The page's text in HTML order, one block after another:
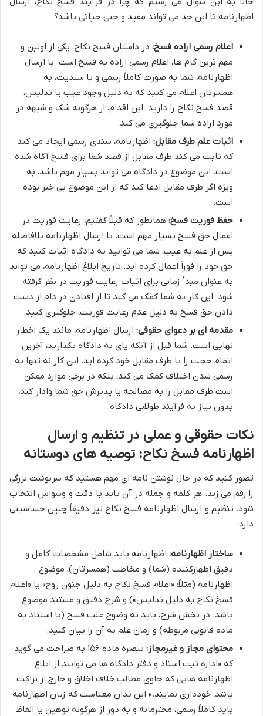
اظهارنامه تا این حد می تواند مفید و حتی حیاتی باشد؟
اعلام رسمی اراده فسخ: در داستان فسخ نکاح، یکی از اولین و
مهم ترین گام ها، اعلام رسمی اراده به فسخ است. با ارسال
اظهارنامه، شما به صورت کاملاً رسمی و با سندیت، به
همسرتان اعلام می کنید که به دلیل وجود عیب یا تدلیس،
قصد فسخ نکاح را دارید. این اقدام، از هرگونه شک و شبهه در
مورد اراده شما جلوگیری می کند.
اثبات علم طرف مقابل: اظهارنامه، سندی رسمی ایجاد می کند
که ثابت می کند طرف مقابل از قصد شما برای فسخ آگاه شده
است. این موضوع در دادگاه می تواند بسیار مهم باشد، به
ویژه اگر طرف مقابل ادعا کند که از این موضوع بی خبر بوده
است.
حفظ فوریت فسخ: همانطور که قبلاً گفتیم، رعایت فوریت در
اعمال حق فسخ بسیار مهم است. با ارسال اظهارنامه بلافاصله
پس از علم به عیب، شما می توانید به دادگاه اثبات کنید که
حق خود را فوراً اعمال کرده اید. تاریخ ابلاغ اظهارنامه، می تواند
به عنوان مبدأ زمانی برای اثبات رعایت فوریت در نظر گرفته
شود. این کار به شما کمک می کند تا از افتادن در دام از دست
دادن حق فسخ به دلیل عدم رعایت فوریت، جلوگیری کنید.
مقدمه ای بر دعوای حقوقی: ارسال اظهارنامه، مانند یک اخطار
نهایی است. شما قبل از آنکه پای به دادگاه بگذارید، آخرین
اتمام حجت را با طرف مقابل خود کرده اید. این کار نه تنها به
رسمی شدن اختلاف کمک می کند، بلکه در برخی موارد ممکن
است طرف مقابل را به مصالحه یا پذیرش حق شما وادار کند،
بدون نیاز به فرآیند طولانی دادگاه.
نکات حقوقی و عملی در تنظیم و ارسال
اظهارنامه فسخ نکاح: توصیه های دوستانه
تصور کنید که در حال نوشتن نامه ای مهم هستید که سرنوشت بزرگی
را رقم می زند. هر کلمه و جمله در آن باید با دقت و وسواس انتخاب
شود. تنظیم و ارسال اظهارنامه فسخ نکاح نیز دقیقاً چنین حساسیتی
دارد:
ساختار اظهارنامه: اظهارنامه باید شامل مشخصات کامل و
دقیق اظهارکننده (شما) و مخاطب (همسرتان)، موضوع
اظهارنامه (مثلاً: «اعلام فسخ نکاح به دلیل جنون زوج» یا «اعلام
فسخ نکاح به دلیل تدلیس») و شرح دقیق و مستند موضوع
باشد. در بخش شرح، باید به وضوح علت فسخ (با استناد به
ماده قانونی مربوطه) و زمان علم به آن را بیان کنید.
محتوای مجاز و غیرمجاز:
تبصره ماده ۱۵۶ به صراحت می گوید
که «اداره ثبت اسناد و دفتر دادگاه ها می توانند از ابلاغ
اظهارنامه هایی که حاوی مطالب خلاف اخلاق و خارج از نزاکت
باشد، خودداری نمایند.» این بدان معناست که زبان اظهارنامه
باید کاملاً رسمی، محترمانه و به دور از هرگونه توهین یا الفاظ